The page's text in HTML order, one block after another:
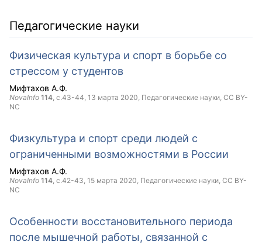
Педагогические науки
Физическая культура и спорт в борьбе со
стрессом у студентов
Мифтахов А.Ф.
NovaInfo 114, с.43-44, 13 марта 2020, Педагогические науки, CC BY-
NC
Физкультура и спорт среди людей с
ограниченными возможностями в России
Мифтахов А.Ф.
NovaInfo 114, с.42-43, 15 марта 2020, Педагогические науки, CC BY-
NC
Особенности восстановительного периода
после мышечной работы, связанной с